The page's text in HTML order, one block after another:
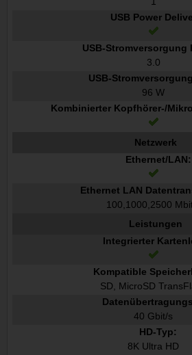
USB Power
USB-Stromversorgung
3.0
USB-
96 W
Kombinierter Kopfhörer-/
Netzwerk
Ethernet/LAN:
Ethernet LAN
100,1000,2500
Leistungen
Integrierter
Kompatible
SD, MicroSD
40 Gbit/s
HD-Typ:
8K Ultra HD